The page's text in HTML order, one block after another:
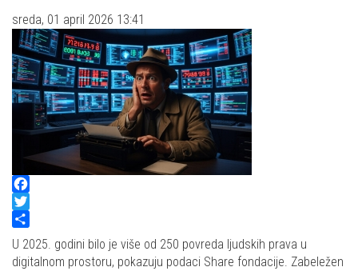
sreda, 01 april 2026 13:41
Facebook
Twitter
Share
U 2025. godini bilo je više od 250 povreda ljudskih prava u
digitalnom prostoru, pokazuju podaci Share fondacije. Zabeležen